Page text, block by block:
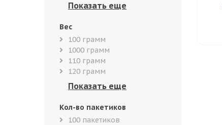
Вес
100 грамм
1000 грамм
110 грамм
120 грамм
Кол-во пакетиков
100 пакетиков